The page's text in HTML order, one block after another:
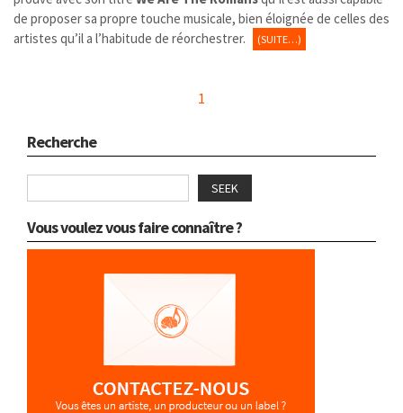
de proposer sa propre touche musicale, bien éloignée de celles des
artistes qu’il a l’habitude de réorchestrer.
(SUITE…)
1
Recherche
SEEK
Vous voulez vous faire connaître ?